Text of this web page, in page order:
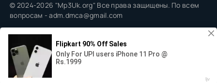
© 2024-2026 "Mp3Uk.org" Все права защищены. По всем
вопросам - adm.dmca@gmail.com
0:00